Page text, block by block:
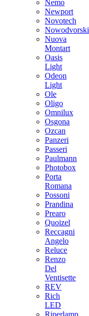
Nemo
Newport
Novotech
Nowodvorski
Nuova
Montart
Oasis
Light
Odeon
Light
Ole
Oligo
Omnilux
Osgona
Ozcan
Panzeri
Passeri
Paulmann
Photobox
Porta
Romana
Possoni
Prandina
Prearo
Quoizel
Reccagni
Angelo
Reluce
Renzo
Del
Ventisette
REV
Rich
LED
Riperlamp